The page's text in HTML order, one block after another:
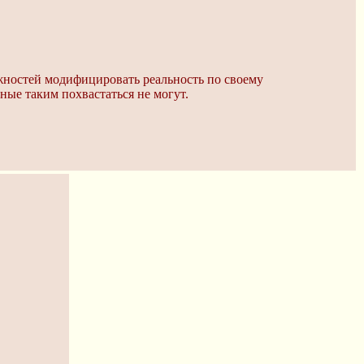
модифицировать реальность по своему
таким похвастаться не могут.